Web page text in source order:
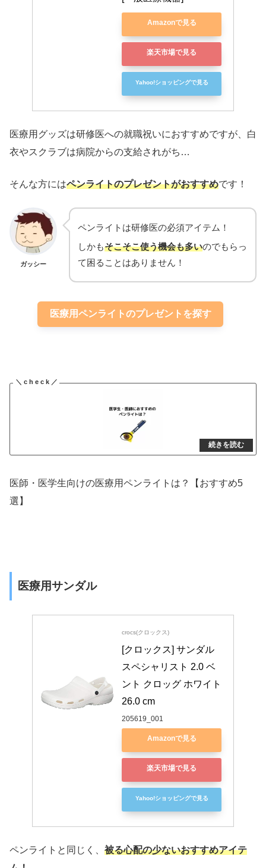
Amazonで見る
楽天市場で見る
Yahoo!ショッピングで見る
医療用グッズは研修医への就職祝いにおすすめですが、白
衣やスクラブは病院からの支給されがち…
そんな方にはペンライトのプレゼントがおすすめです！
ガッシー
ペンライトは研修医の必須アイテム！
しかもそこそこ使う機会も多いのでもらっ
て困ることはありません！
医療用ペンライトのプレゼントを探す
医師・医学生向けの医療用ペンライトは？【おすすめ5
選】
医療用サンダル
crocs(クロックス)
[クロックス] サンダル
スペシャリスト 2.0 ベ
ント クロッグ ホワイト
26.0 cm
205619_001
Amazonで見る
楽天市場で見る
Yahoo!ショッピングで見る
ペンライトと同じく、 被る心配の少ないおすすめアイテ